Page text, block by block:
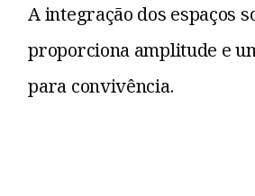
A integração dos espaços
proporciona amplitude e
para convivência.